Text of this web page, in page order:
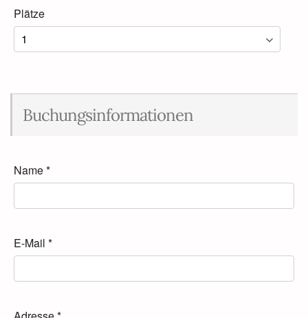
Plätze
Buchungsinformationen
Name*
E-Mail *